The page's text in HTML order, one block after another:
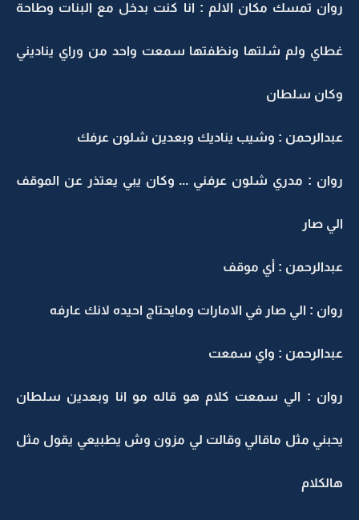
روان تمسك مكان الالم : انا كنت بدخل مع البنات وطاحة
غطاي ولم شلتها ونظفتها سمعت واحد من وراي يناديني
وكان سلطان
عبدالرحمن : وشيب يناديك وبعدين شلون عرفك
روان : مدري شلون عرفني ... وكان يبي يعتذر عن الموقف
الي صار
عبدالرحمن : أي موقف
روان : الي صار في الامارات ومايحتاج احيده لانك عارفه
عبدالرحمن : واي سمعت
روان : الي سمعت كلام هو قاله مو انا وبعدين سلطان
يحبني مثل ماقالي وقالت لي مزون وش يطبيعي يقول مثل
هالكلام